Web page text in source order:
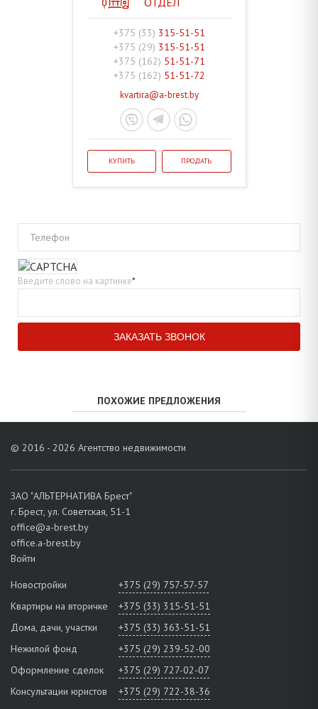
+375 (33) 315-51-51
+375 (29) 315-51-51
+375 (162) 51-51-71
+375 (162) 51-51-72
kvartira@a-brest.by
КУПИТЬ ПРОДАТЬ
Телефон
Введите слово на картинке*
ПОХОЖИЕ ПРЕДЛОЖЕНИЯ
© 2016 - 2026 Агентство недвижимости
ЗАО "АЛЬТЕРНАТИВА Брест"
г. Брест, ул. Советская, 51-1
office@a-brest.by
office.a-brest.by
Войти
Новостройки
+375 (29) 757-57-57
Квартиры на вторичке
+375 (33) 315-51-51
Дома, дачи, участки
+375 (33) 363-51-51
Нежилой фонд
+375 (29) 239-52-00
Оформление сделок
+375 (29) 727-02-07
Консультации юристов
+375 (29) 722-38-36